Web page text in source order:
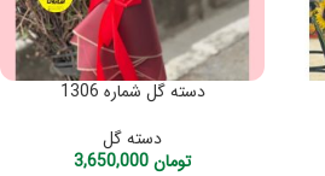
دسته گل شماره 1306
دسته گل
تومان